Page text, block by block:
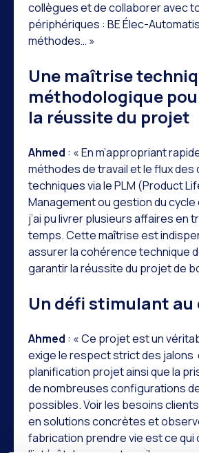
collègues et de collaborer avec
périphériques : BE Élec-
méthodes… »
Une maîtrise
méthodologique
la réussite du projet
Ahmed : « En m’appropriant
méthodes de travail et le flux des
techniques via le PLM (Product
Management ou gestion du cycle
j’ai pu livrer plusieurs affaires en
temps. Cette maîtrise est
assurer la cohérence technique
garantir la réussite du projet de
Un défi stimulant
Ahmed : « Ce projet est un
exige le respect strict des jalons
planification projet ainsi que la
de nombreuses configurations
possibles. Voir les besoins
en solutions concrètes et
fabrication prendre vie est ce qui